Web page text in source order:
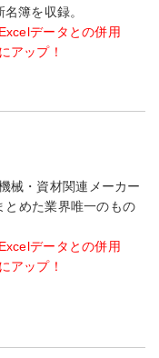
簿を収録。
データとの併用
アップ！
械・資材関連メーカー
とめた業界唯一のもの
データとの併用
アップ！